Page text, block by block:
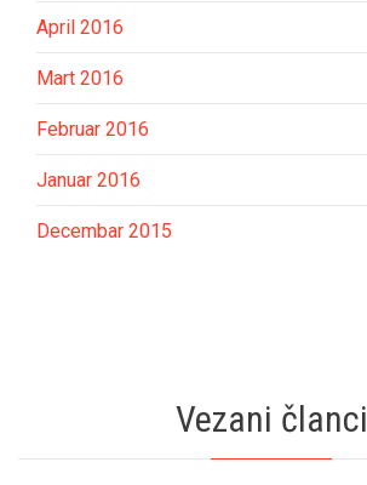
April 2016
Mart 2016
Februar 2016
Januar 2016
Decembar 2015
Vezani članci